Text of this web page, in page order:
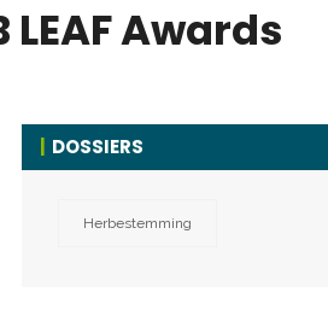
Awards
DOSSIERS
Herbestemming